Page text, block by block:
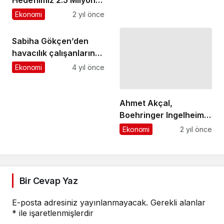
Hedefi İse 100 Otel
Ekonomi 2 yıl önce
havacılık çalışanlarına
saygı kampanyası
Ekonomi 4 yıl önce
Ahmet Akçal,
Boehringer Ingelheim
Global Medikal Müdür
Olarak Atandı
Ekonomi 2 yıl önce
E-posta adresiniz yayınlanmayacak.
*ile işaretlenmişlerdir